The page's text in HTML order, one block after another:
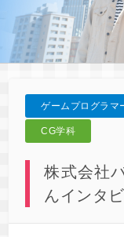
ゲームプログラマ
CG学科
株式会社
んインタ